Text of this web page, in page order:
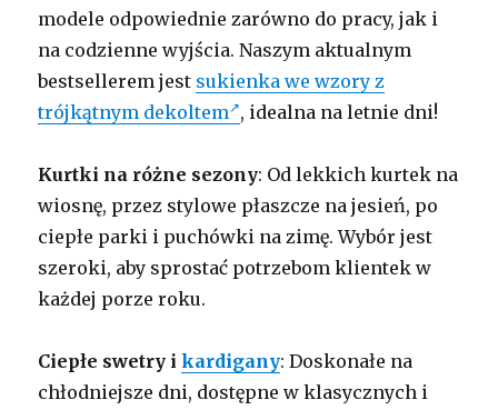
modele odpowiednie zarówno do pracy, jak i
na codzienne wyjścia. Naszym aktualnym
bestsellerem jest sukienka we wzory z
trójkątnym dekoltem , idealna na letnie dni!
Kurtki na różne sezony: Od lekkich kurtek na
wiosnę, przez stylowe płaszcze na jesień, po
ciepłe parki i puchówki na zimę. Wybór jest
szeroki, aby sprostać potrzebom klientek w
każdej porze roku.
Ciepłe swetry ikardigany: Doskonałe na
chłodniejsze dni, dostępne w klasycznych i